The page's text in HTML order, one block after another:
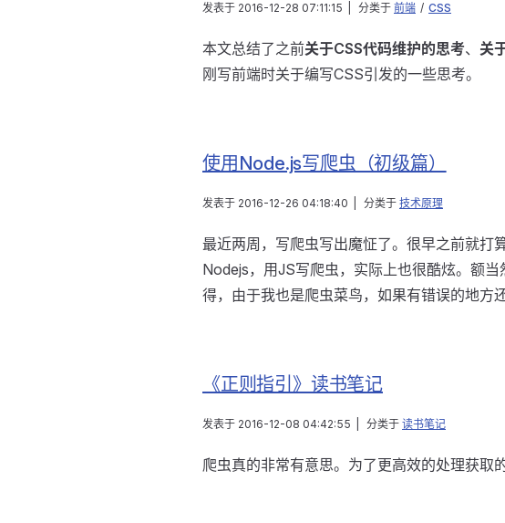
发表于 2016-12-28 07:11:15 分类于 前端 / CSS
本文总结了之前关于CSS代码维护的思考、 关
刚写前端时关于编写CSS引发的一些思考。
使用Node.js写爬虫（初级篇）
发表于 2016-12-26 04:18:40 分类于 技术原理
最近两周，写爬虫写出魔怔了。很早之前就
Nodejs，用JS写爬虫，实际上也很酷炫。额
得，由于我也是爬虫菜鸟，如果有错误的地方
《正则指引》读书笔记
发表于 2016-12-08 04:42:55 分类于 读书笔记
爬虫真的非常有意思。为了更高效的处理获取